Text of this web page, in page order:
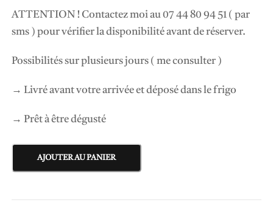
ATTENTION ! Contactez moi au 07 44 80 94 51 ( par
sms ) pour vérifier la disponibilité avant de réserver.
Possibilités sur plusieurs jours ( me consulter )
→ Livré avant votre arrivée et déposé dans le frigo
→ Prêt à être dégusté
AJOUTER AU PANIER